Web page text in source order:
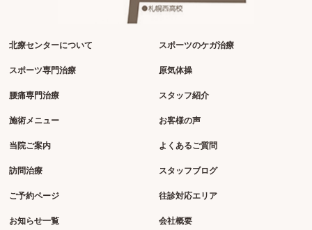
北療センターについて
スポーツ専門治療
腰痛専門治療
施術メニュー
当院ご案内
訪問治療
スポーツのケガ治療
原気体操
スタッフ紹介
お客様の声
よくあるご質問
スタッフブログ
ご予約ページ
お知らせ一覧
往診対応エリア
会社概要